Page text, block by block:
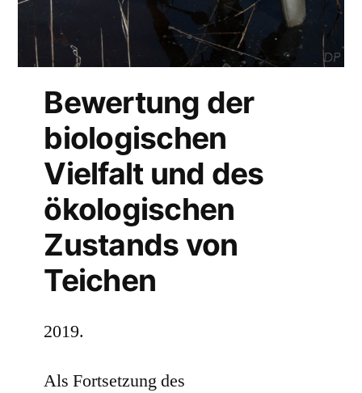
Bewertung der
biologischen
Vielfalt und des
ökologischen
Zustands von
Teichen
2019.
Als Fortsetzung des